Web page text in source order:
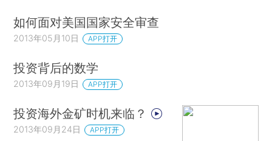
如何面对美国国家安全审查
2013年05月10日 APP打开
投资背后的数学
2013年09月19日 APP打开
投资海外金矿时机来临？
2013年09月24日 APP打开